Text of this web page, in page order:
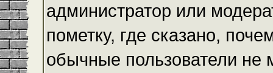
администратор или
пометку, где сказано,
обычные пользователи не